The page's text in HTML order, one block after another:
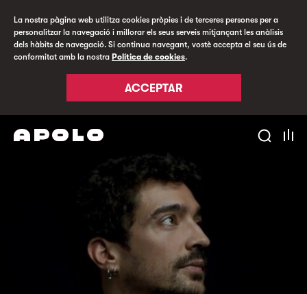
La nostra pàgina web utilitza cookies pròpies i de terceres persones per a
personalitzar la navegació i millorar els seus serveis mitjançant les anàlisis
dels hàbits de navegació. Si continua navegant, vostè accepta el seu ús de
conformitat amb la nostra Política de cookies.
ACCEPTAR